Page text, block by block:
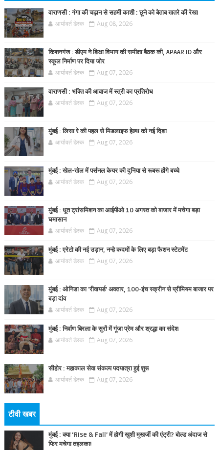
वाराणसी : गंगा की चढ़ान से सहमी काशी : छूने को बेताब खतरे की रेखा
आर्यावर्त डेस्क Aug 08, 2026
किशनगंज : डीएम ने शिक्षा विभाग की समीक्षा बैठक की, APAAR ID और
स्कूल निर्माण पर दिया जोर
आर्यावर्त डेस्क Aug 07, 2026
वाराणसी : भक्ति की आवाज में स्त्री का प्रतिरोध
आर्यावर्त डेस्क Aug 07, 2026
मुंबई : लिसा रे की पहल से मिडलाइफ हेल्थ को नई दिशा
आर्यावर्त डेस्क Aug 07, 2026
मुंबई : खेल-खेल में पर्सनल केयर की दुनिया से रूबरू होंगे बच्चे
आर्यावर्त डेस्क Aug 07, 2026
मुंबई : धूत ट्रांसमिशन का आईपीओ 10 अगस्त को बाजार में मचेगा बड़ा
घमासान
आर्यावर्त डेस्क Aug 07, 2026
मुंबई : एरेटो की नई उड़ान, नन्हे कदमों के लिए बड़ा फैशन स्टेटमेंट
आर्यावर्त डेस्क Aug 07, 2026
मुंबई : ओनिडा का 'रीवायर्ड’ अवतार, 100-इंच स्क्रीन से प्रीमियम बाजार पर
बड़ा दांव
आर्यावर्त डेस्क Aug 07, 2026
मुंबई : निर्वाण बिरला के सुरों में गूंजा प्रेम और श्रद्धा का संदेश
आर्यावर्त डेस्क Aug 07, 2026
सीहोर : महाकाल सेवा संकल्प पदयात्रा हुई शुरू
आर्यावर्त डेस्क Aug 07, 2026
टीवी खबर
मुंबई : क्या ‘Rise & Fall’ में होगी खुशी मुखर्जी की एंट्री? बोल्ड अंदाज से
फिर मचेगा तहलका!